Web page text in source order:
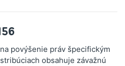
povýšenie práv špecifickým
obsahuje závažnú